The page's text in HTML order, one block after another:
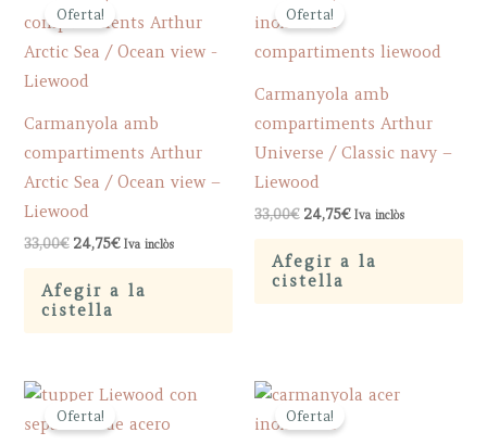
Oferta!
Carmanyola amb
compartiments Arthur
Arctic Sea / Ocean view –
Liewood
33,00€ Original
was:
33,00€.
24,75€Current
is:
24,75€.
Iva inclòs
Afegir a la
cistella
Oferta!
Carmanyola amb
compartiments Arthur
Universe / Classic navy –
Liewood
33,00€ Original
was:
33,00€.
24,75€Current
is:
24,75€.
Iva inclòs
Afegir a la
cistella
Oferta! Oferta!